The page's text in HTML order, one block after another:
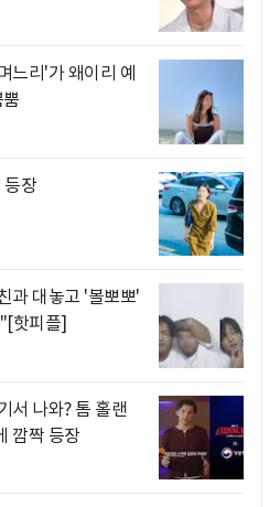
느리'가 왜이리 예
등장
과 대놓고 '볼뽀뽀'
핫피플]
서 나와? 톰 홀랜
깜짝 등장